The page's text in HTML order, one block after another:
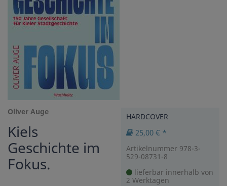
Oliver Auge
Kiels
Geschichte im
Fokus.
HARDCOVER
25,00 € *
Artikelnummer 978-3-
529-08731-8
lieferbar innerhalb von
2 Werktagen